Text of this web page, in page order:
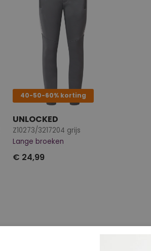
40-50-60% korting
UNLOCKED
Z10273/3217204 grijs
Lange broeken
€ 24,99